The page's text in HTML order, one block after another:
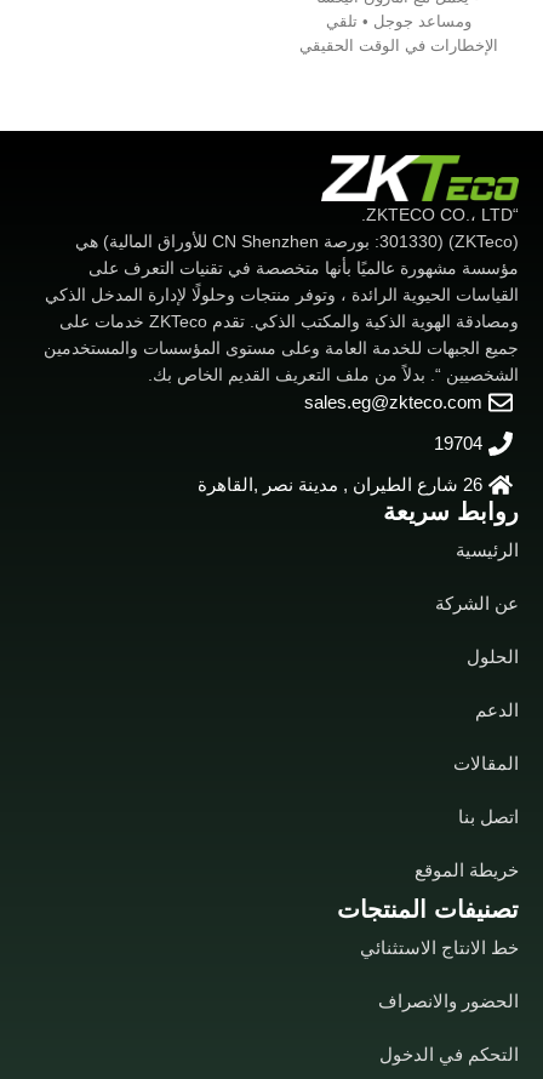
ومساعد جوجل • تلقي
الإخطارات في الوقت الحقيقي
تشفير كامل 128 بت
تصنيفات المنتجات
خط الانتاج الاستثنائي
الحضور والانصراف
التحكم في الدخول
روابط سريعة
الرئيسية
عن الشركة
الحلول
الدعم
المقالات
اتصل بنا
خريطة الموقع
“ZKTECO CO.، LTD.
(ZKTeco) (301330: بورصة CN Shenzhen للأوراق المالية) هي
مؤسسة مشهورة عالميًا بأنها متخصصة في تقنيات التعرف على
القياسات الحيوية الرائدة ، وتوفر منتجات وحلولًا لإدارة المدخل الذكي
ومصادقة الهوية الذكية والمكتب الذكي. تقدم ZKTeco خدمات على
جميع الجبهات للخدمة العامة وعلى مستوى المؤسسات والمستخدمين
الشخصيين “. بدلاً من ملف التعريف القديم الخاص بك.
sales.eg@zkteco.com
19704
26 شارع الطيران , مدينة نصر ,القاهرة